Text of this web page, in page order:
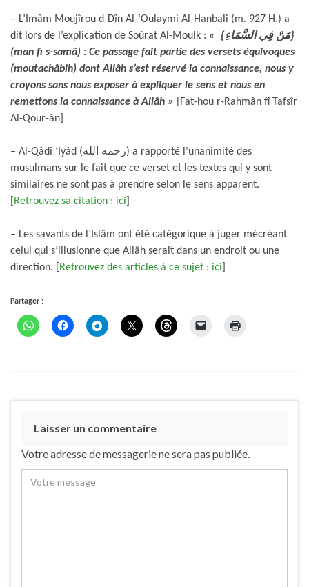
– L’Imâm Moujîrou d-Dîn Al-‘Oulaymi Al-Hanbali (m. 927 H.) a
dit lors de l’explication de Soûrat Al-Moulk : « {مَنْ فِي السَّمَاءِ}
(man fi s-samâ) : Ce passage fait partie des versets équivoques
(moutachâbih) dont Allâh s’est réservé la connaissance, nous y
croyons sans nous exposer à expliquer le sens et nous en
remettons la connaissance à Allâh »
[Fat-hou r-Rahmân fî Tafsîr
Al-Qour-ân]
– Al-Qâdî ‘Iyâd (رحمه الله) a rapporté l’unanimité des
musulmans sur le fait que ce verset et les textes qui y sont
similaires ne sont pas à prendre selon le sens apparent.
Retrouvez sa citation : ici
– Les savants de l’Islâm ont été catégorique à juger mécréant
celui qui s’illusionne que Allâh serait dans un endroit ou une
direction. [
Retrouvez des articles à ce sujet : ici
Partager :
Laisser un commentaire
Votre adresse de messagerie ne sera pas publiée.